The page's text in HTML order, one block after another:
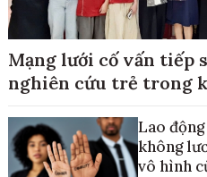
Mạng lưới cố vấn tiếp
nghiên cứu trẻ trong
Lao
không
vô hình